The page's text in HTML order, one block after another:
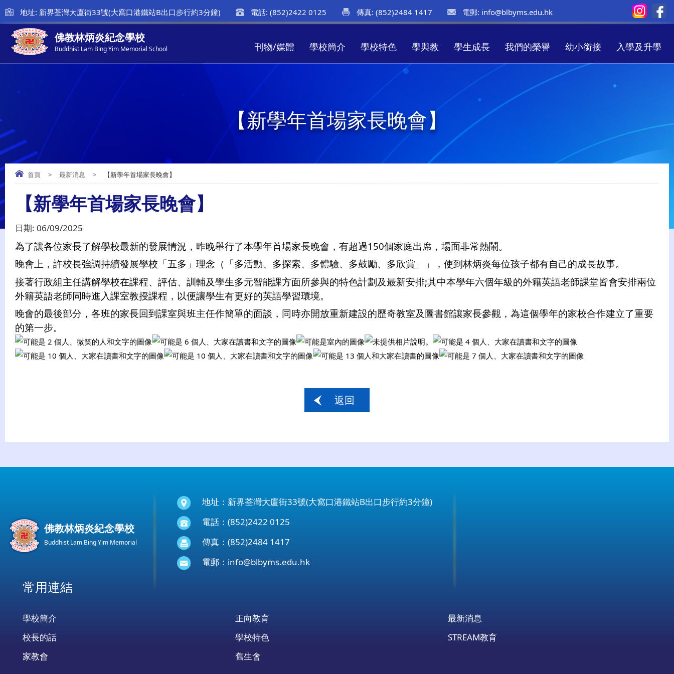
地址: 新界荃灣大廈街33號(大窩口港鐵站B出口步行約3分鐘) 電話: (852)2422 0125 傳真: (852)2484 1417 電郵: info@blbyms.edu.hk
佛教林炳炎紀念學校
Buddhist Lam Bing Yim Memorial School 刊物/媒體 學校簡介 學校特色 學與教 學生成長 我們的榮譽 幼小銜接 入學及升學
【新學年首場家長晚會】
首頁 > 最新消息 > 【新學年首場家長晚會】
【新學年首場家長晚會】
日期: 06/09/2025
為了讓各位家長了解學校最新的發展情況，昨晚舉行了本學年首場家長晚會，有超過150個家庭出席，場面非常熱鬧。
晚會上，許校長強調持續發展學校「五多」理念（「多活動、多探索、多體驗、多鼓勵、多欣賞」」，使到林炳炎每位孩子都有自己的成長故事。
接著行政組主任講解學校在課程、評估、訓輔及學生多元智能課方面所參與的特色計劃及最新安排;其中本學年六個年級的外籍英語老師課堂皆會安排兩位
外籍英語老師同時進入課室教授課程，以便讓學生有更好的英語學習環境。
晚會的最後部分，各班的家長回到課室與班主任作簡單的面談，同時亦開放重新建設的歷奇教室及圖書館讓家長參觀，為這個學年的家校合作建立了重要
的第一步。
返回
佛教林炳炎紀念學校
Buddhist Lam Bing Yim Memorial
地址：新界荃灣大廈街33號(大窩口港鐵站B出口步行約3分鐘)
電話：(852)2422 0125
傳真：(852)2484 1417
電郵： info@blbyms.edu.hk
常用連結
學校簡介 正向教育
最新消息
校長的話
學校特色
STREAM教育
家教會
舊生會